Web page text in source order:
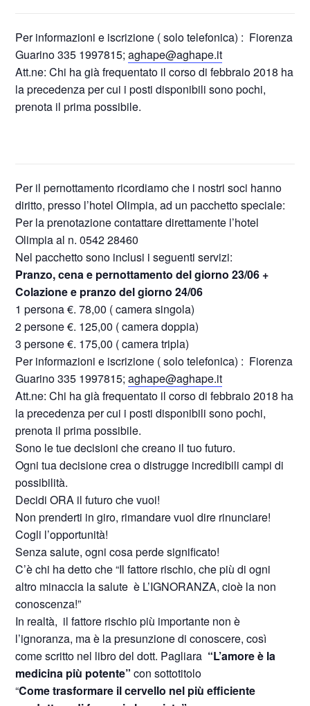
Per informazioni e iscrizione ( solo telefonica) : Fiorenza
Guarino335 1997815;aghape@aghape.it
Att.ne: Chi ha già frequentato il corso di febbraio 2018 ha
la precedenza per cui i posti disponibili sono pochi,
prenota il prima possibile.
Per il pernottamento ricordiamo che i nostri soci hanno
diritto, presso l’hotel Olimpia, ad un pacchetto speciale:
Per la prenotazione contattare direttamente l’hotel
Olimpia al n. 0542 28460
Nel pacchetto sono inclusi i seguenti servizi:
Pranzo, cena e pernottamento del giorno 23/06 +
Colazione e pranzo del giorno 24/06
1 persona €. 78,00 ( camera singola)
2 persone €. 125,00 ( camera doppia)
3 persone €. 175,00 ( camera tripla)
Per informazioni e iscrizione ( solo telefonica) : Fiorenza
Guarino335 1997815;aghape@aghape.it
Att.ne: Chi ha già frequentato il corso di febbraio 2018 ha
la precedenza per cui i posti disponibili sono pochi,
prenota il prima possibile.
Sono le tue decisioni che creano il tuo futuro.
Ogni tua decisione crea o distrugge incredibili campi di
possibilità.
Decidi ORA il futuro che vuoi!
Non prenderti in giro, rimandare vuol dire rinunciare!
Cogli l’opportunità!
Senza salute, ogni cosa perde significato!
C’è chi ha detto che “Il fattore rischio, che più di ogni
altro minaccia la salute è L’IGNORANZA, cioè la non
conoscenza!”
In realtà, il fattore rischio più importante non è
l’ignoranza, ma è la presunzione di conoscere, così
come scritto nel libro del dott. Pagliara “L’amore è la
medicina più potente” con sottotitolo
“Come trasformare il cervello nel più efficiente